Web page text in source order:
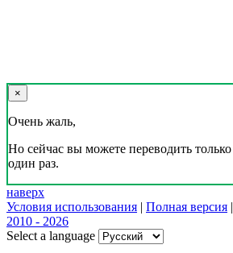
×
Очень жаль,
Но сейчас вы можете переводить только
один раз.
наверх
Условия использования | Полная версия |
2010 - 2026
Select a language